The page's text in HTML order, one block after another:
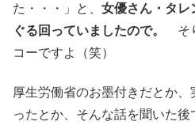
た・・・」と、 女優さん・タレ
ぐる回っていましたので。
そ
コーですよ（笑）
厚生労働省のお墨付きだとか
ったとか、そんな話を聞いた